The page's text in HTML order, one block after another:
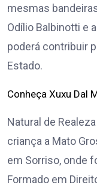
mesmas
Odílio Balbinotti e
poderá contribuir
Estado.
Conheça Xuxu Dal
Natural de
criança a Mato
em Sorriso, onde
Formado em